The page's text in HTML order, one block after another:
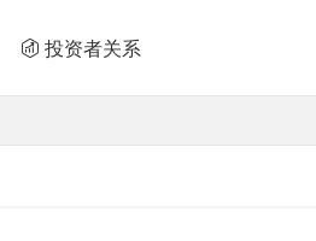
投资者关系